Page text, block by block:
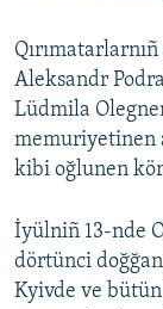
Aleksandr
Lüdmila
memuriyetinen
kibi oğlunen
İyülniñ 13-nde
dörtünci
Kyivde ve